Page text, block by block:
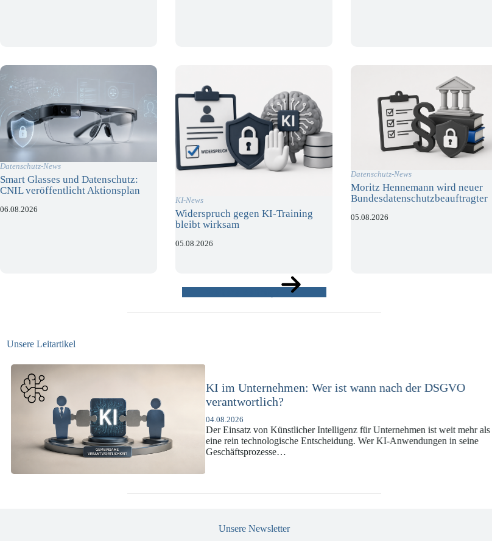
Datenschutz-News
Smart Glasses und Datenschutz:
CNIL veröffentlicht Aktionsplan
06.08.2026
KI-News
Widerspruch gegen KI-Training
bleibt wirksam
05.08.2026
Datenschutz-News
Moritz Hennemann wird neuer
Bundesdatenschutzbeauftragter
05.08.2026
Unsere Leitartikel
KI-Compliance in der Versicherungswirtschaft mit DORA,
DSGVO und KI-VO
07.07.2026
Die europäische Digitalregulierung hat in den vergangenen Jahren eine
enorme Komplexität erreicht, die insbesondere Unternehmen der Finanz-
und Versicherungswirtschaft vor…
Unsere Newsletter